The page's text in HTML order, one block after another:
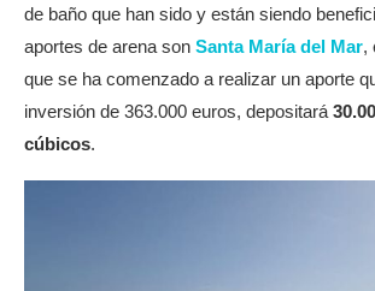
de baño que han sido y están siendo
aportes de arena son Santa María del Mar,
que se ha comenzado a realizar un aporte
inversión de 363.000 euros, depositará
cúbicos.